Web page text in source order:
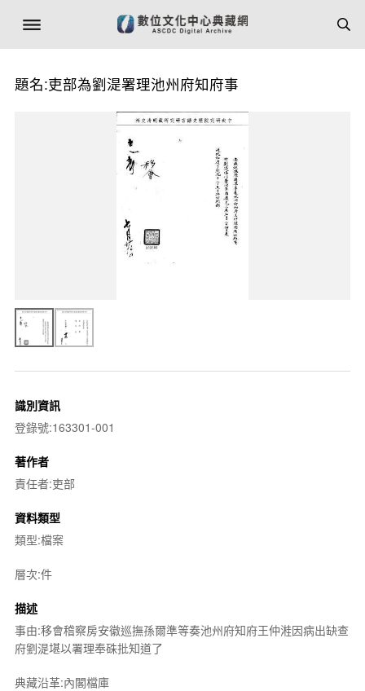
題名:吏部為劉湜署理池州府知府事
識別資訊
登錄號:163301-001
著作者
責任者:吏部
資料類型
類型:檔案
層次:件
描述
事由:移會稽察房安徽巡撫孫爾準等奏池州府知府王仲溎因病出缺查
府劉湜堪以署理奉硃批知道了
典藏沿革:內閣檔庫